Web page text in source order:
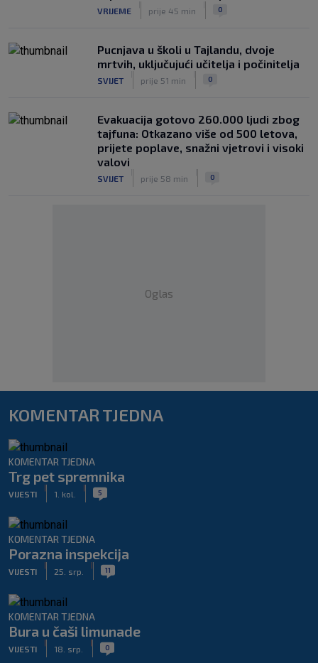
VRIJEME prije 45 min 0
Pucnjava u školi u Tajlandu, dvoje
mrtvih, uključujući učitelja i počinitelja
SVIJET prije 51 min 0
Evakuacija gotovo 260.000 ljudi zbog
tajfuna: Otkazano više od 500 letova,
prijete poplave, snažni vjetrovi i visoki
valovi
SVIJET prije 58 min 0
Oglas
KOMENTAR TJEDNA
KOMENTAR TJEDNA
Trg pet spremnika
VIJESTI 1. kol. 5
KOMENTAR TJEDNA
Porazna inspekcija
VIJESTI 25. srp. 11
KOMENTAR TJEDNA
Bura u čaši limunade
VIJESTI 18. srp. 0